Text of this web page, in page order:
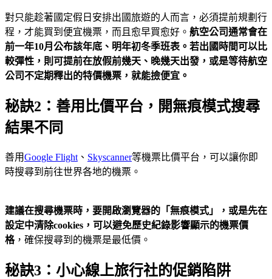
對只能趁著國定假日安排出國旅遊的人而言，必須提前規劃行
程，才能買到便宜機票，而且愈早買愈好。 航空公司通常會在
前一年10月公布該年底、明年初冬季班表。若出國時間可以比
較彈性，則可提前在放假前幾天、晚幾天出發，或是等待航空
公司不定期釋出的特價機票，就能撿便宜。
秘訣2：善用比價平台，開無痕模式搜尋
結果不同
善用Google Flight 、 Skyscanner等機票比價平台，可以讓你即
時搜尋到前往世界各地的機票。
建議在搜尋機票時，要開啟瀏覽器的「無痕模式」，或是先在
設定中清除cookies ，可以避免歷史紀錄影響顯示的機票價
格，確保搜尋到的機票是最低價。
秘訣3：小心線上旅行社的促銷陷阱